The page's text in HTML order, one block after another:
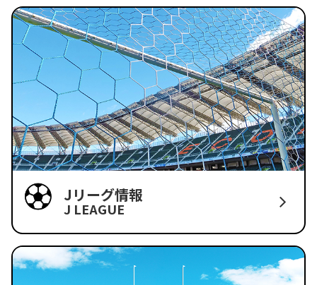
Jリーグ情報
J LEAGUE